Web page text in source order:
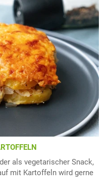
als vegetarischer Snack,
mit Kartoffeln wird gerne